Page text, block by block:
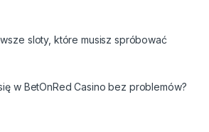
sloty, które musisz spróbować
w BetOnRed Casino bez problemów?